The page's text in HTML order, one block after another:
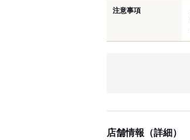
注意事項
店舗情報（詳細）